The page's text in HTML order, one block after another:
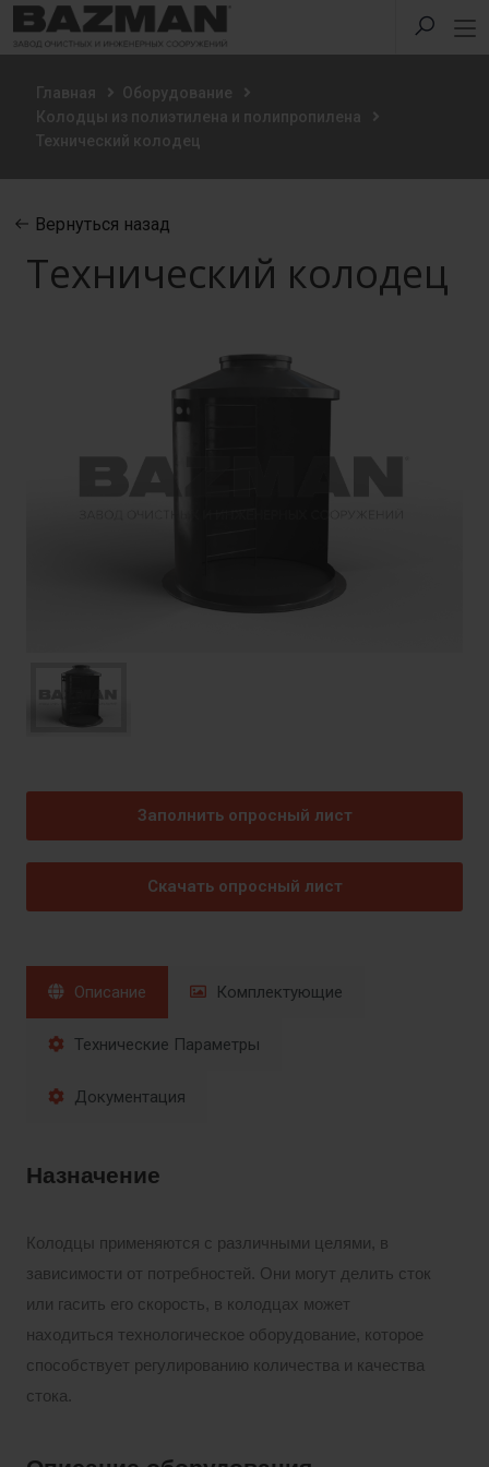
Главная
Оборудование
Колодцы из полиэтилена и полипропилена
Технический колодец
Вернуться назад
Технический колодец
Заполнить опросный лист
Скачать опросный лист
Описание Комплектующие
Технические Параметры
Документация
Назначение
Колодцы применяются с различными целями, в
зависимости от потребностей. Они могут делить сток
или гасить его скорость, в колодцах может
находиться технологическое оборудование, которое
способствует регулированию количества и качества
стока.